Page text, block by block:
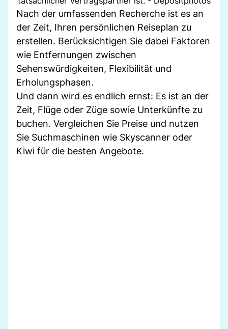
Nach der umfassenden Recherche ist es an
der Zeit, Ihren persönlichen Reiseplan zu
erstellen. Berücksichtigen Sie dabei Faktoren
wie Entfernungen zwischen
Sehenswürdigkeiten, Flexibilität und
Erholungsphasen.
Und dann wird es endlich ernst: Es ist an der
Zeit, Flüge oder Züge sowie Unterkünfte zu
buchen. Vergleichen Sie Preise und nutzen
Sie Suchmaschinen wie Skyscanner oder
Kiwi für die besten Angebote.